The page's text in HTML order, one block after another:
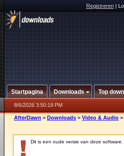
Registreren|
Startpagina Downloads Top
8/6/2026 3:50:19 PM
AfterDawn > Downloads > Video & Audio >
Dit is een oude versie van deze